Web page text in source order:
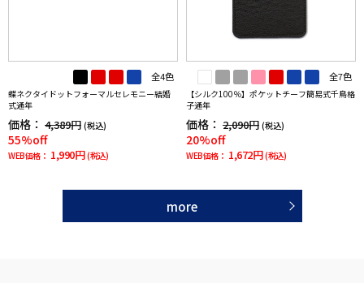
全4色
蝶ネクタイドットフォーマルセレモニー結婚
式通年
価格： 4,389円 (税込)
55%off
WEB価格： 1,990円 (税込)
全7色
【シルク100％】ポケットチーフ簡易式千鳥格
子通年
価格： 2,090円 (税込)
20%off
WEB価格： 1,672円 (税込)
more